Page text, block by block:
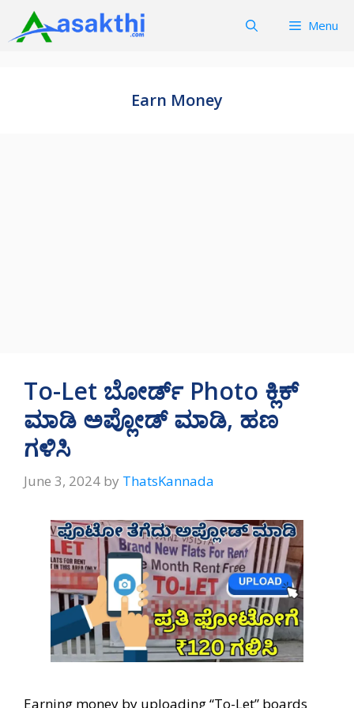
content
Menu
Earn Money
To-Let ಬೋರ್ಡ್‌ Photo ಕ್ಲಿಕ್‌
ಮಾಡಿ ಅಪ್ಲೋಡ್‌ ಮಾಡಿ, ಹಣ
ಗಳಿಸಿ
June 3, 2024 by ThatsKannada
Earning money by uploading “To-Let” boards